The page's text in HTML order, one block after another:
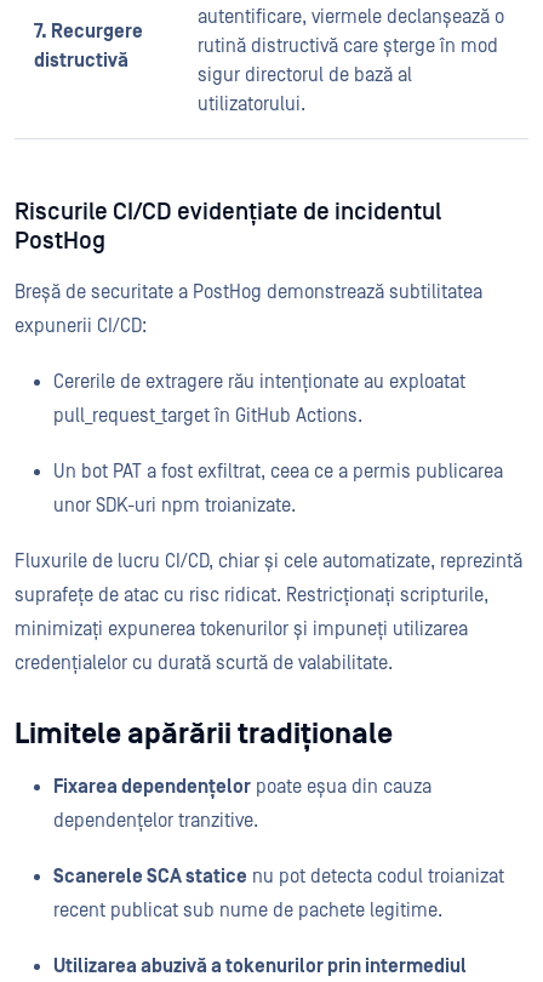
7. Recurgere
distructivă
autentificare, viermele declanșează o
rutină distructivă care șterge în mod
sigur directorul de bază al
utilizatorului.
Riscurile CI/CD evidențiate de incidentul
PostHog
Breșă de securitate a PostHog demonstrează subtilitatea
expunerii CI/CD:
Cererile de extragere rău intenționate au exploatat
pull_request_target în GitHub Actions.
Un bot PAT a fost exfiltrat, ceea ce a permis publicarea
unor SDK-uri npm troianizate.
Fluxurile de lucru CI/CD, chiar și cele automatizate, reprezintă
suprafețe de atac cu risc ridicat. Restricționați scripturile,
minimizați expunerea tokenurilor și impuneți utilizarea
credențialelor cu durată scurtă de valabilitate.
Limitele apărării tradiționale
Fixarea dependențelor poate eșua din cauza
dependențelor tranzitive.
Scanerele SCA statice nu pot detecta codul troianizat
recent publicat sub nume de pachete legitime.
Utilizarea abuzivă a tokenurilor prin intermediul